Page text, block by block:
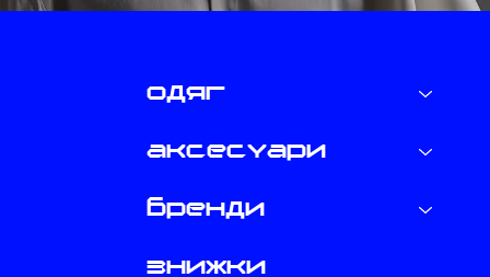
одяг
аксесуари
бренди
знижки